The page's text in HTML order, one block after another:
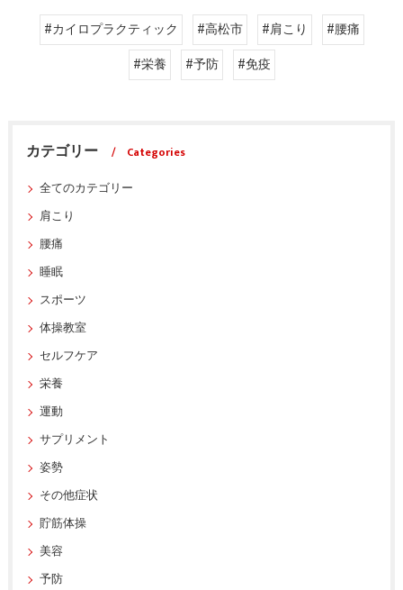
#カイロプラクティック #高松市 #肩こり
#腰痛
#栄養
#予防 #免疫
カテゴリー
Categories
全てのカテゴリー
肩こり
腰痛
睡眠
スポーツ
体操教室
セルフケア
栄養
運動
サプリメント
姿勢
その他症状
貯筋体操
美容
予防